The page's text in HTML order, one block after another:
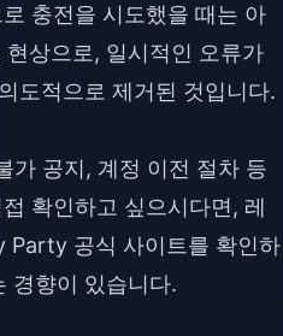
충전을 시도했을 때는 아
상으로, 일시적인 오류가
도적으로 제거된 것입니다.
가 공지, 계정 이전 절차 등
확인하고 싶으시다면, 레
Party 공식 사이트를 확인하
경향이 있습니다.